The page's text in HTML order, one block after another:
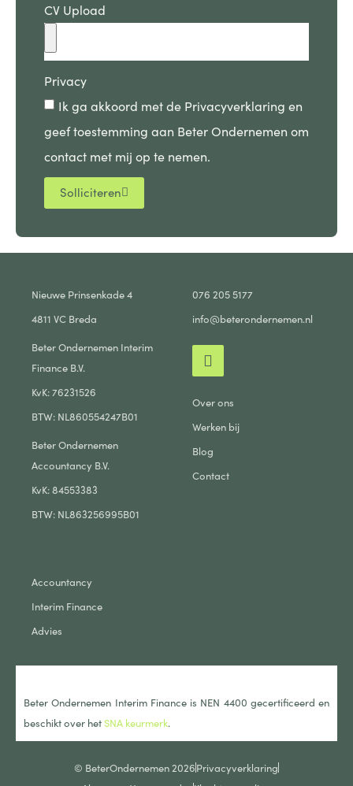
CV Upload
Privacy
Ik ga akkoord met de Privacyverklaring en
geef toestemming aan Beter Ondernemen om
contact met mij op te nemen.
Solliciteren
Nieuwe Prinsenkade 4
4811 VC Breda
Beter Ondernemen Interim
Finance B.V.
KvK: 76231526
BTW: NL860554247B01
Beter Ondernemen
Accountancy B.V.
KvK: 84553383
BTW: NL863256995B01
076 205 5177
info@beterondernemen.nl
Over ons
Werken bij
Blog
Contact
Accountancy
Interim Finance
Advies
Beter Ondernemen Interim Finance is NEN 4400 gecertificeerd en
beschikt over hetSNA keurmerk.
© BeterOndernemen 2026Privacyverklaring